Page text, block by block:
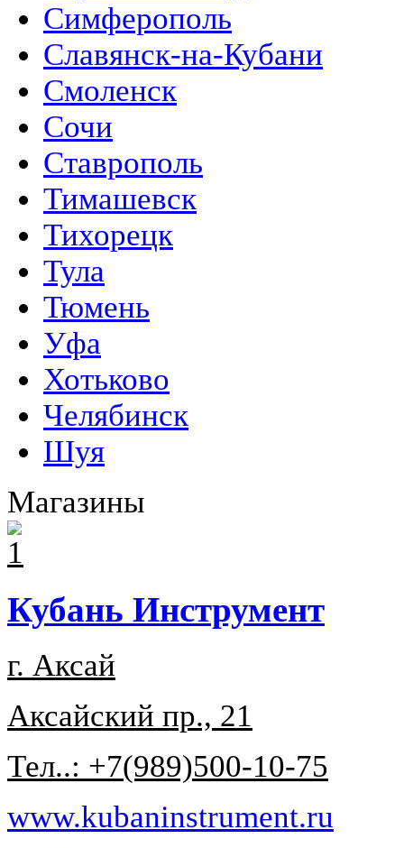
Симферополь
Славянск-на-Кубани
Смоленск
Сочи
Ставрополь
Тимашевск
Тихорецк
Тула
Тюмень
Уфа
Хотьково
Челябинск
Шуя
Магазины
Кубань Инструмент
г. Аксай
Аксайский пр., 21
Тел..: +7(989)500-10-75
www.kubaninstrument.ru